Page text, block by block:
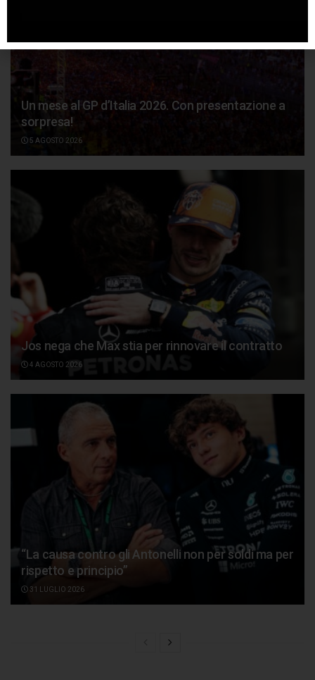
Un mese al GP d’Italia 2026. Con presentazione a
sorpresa!
5 AGOSTO 2026
Jos nega che Max stia per rinnovare il contratto
4 AGOSTO 2026
“La causa contro gli Antonelli non per soldi ma per
rispetto e principio”
31 LUGLIO 2026